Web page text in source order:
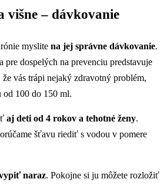
višne – dávkovanie
myslite na jej správne dávkovanie.
pre dospelých na prevenciu predstavuje
vás trápi nejaký zdravotný problém,
od 100 do 150 ml.
aj deti od 4 rokov a tehotné ženy.
šťavu riediť s vodou v pomere
naraz. Pokojne si ju môžete rozložiť